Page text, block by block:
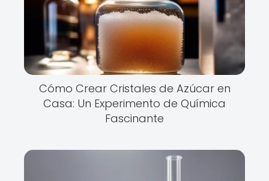
Cómo Crear Cristales de Azúcar en
Casa: Un Experimento de Química
Fascinante